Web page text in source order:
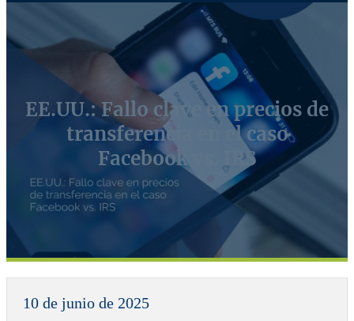
EE.UU.: Fallo clave en precios de
transferencia en el caso
Facebook vs. IRS
10 de junio de 2025